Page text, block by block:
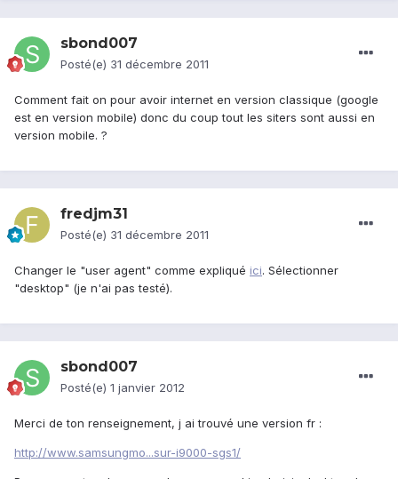
sbond007
Posté(e) 31 décembre 2011
Comment fait on pour avoir internet en version classique (google
est en version mobile) donc du coup tout les siters sont aussi en
version mobile. ?
fredjm31
Posté(e) 31 décembre 2011
Changer le "user agent" comme expliqué ici. Sélectionner
"desktop" (je n'ai pas testé).
sbond007
Posté(e) 1 janvier 2012
Merci de ton renseignement, j ai trouvé une version fr :
http://www.samsungmo...sur-i9000-sgs1/